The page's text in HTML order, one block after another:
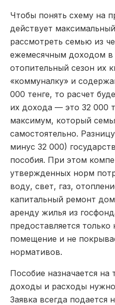
Чтобы понять схему на
действует
рассмотреть семью из
ежемесячным доходом в
отопительный сезон их
«коммуналку» и
000 тенге, то расчет
их дохода — это 32 000
максимум, который
самостоятельно.
минус 32 000)
пособия. При этом
утвержденных норм
воду, свет, газ,
капитальный ремонт
аренду жилья из
предоставляется
помещение и не
нормативов.
Пособие назначается на
доходы и расходы
Заявка всегда подается